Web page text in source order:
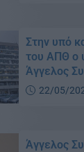
Στην υπό
του ΑΠΘ ο
Άγγελος
22/05/
Άγγελος